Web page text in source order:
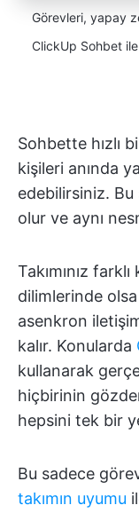
Görevleri, yapay
ClickUp Sohbet
Sohbette hızlı
kişileri anında
edebilirsiniz. Bu
olur ve aynı
Takımınız
dilimlerinde olsa
asenkron
kalır. Konularda
kullanarak
hiçbirinin
hepsini tek bir
Bu sadece
takımın uyumu